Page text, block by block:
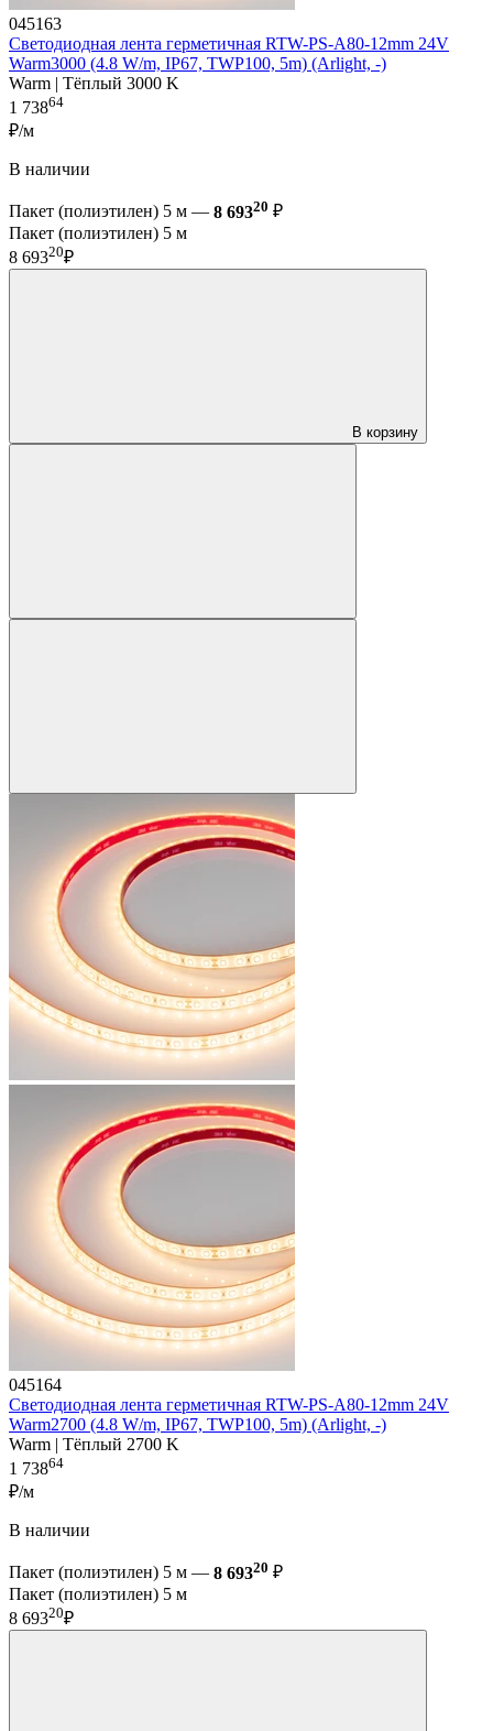
045163
Светодиодная лента герметичная RTW-PS-A80-12mm 24V
Warm3000 (4.8 W/m, IP67, TWP100, 5m) (Arlight, -)
Warm | Тёплый 3000 K
1 73864
₽/м
В наличии
Пакет (полиэтилен) 5 м — 8 69320 ₽
Пакет (полиэтилен) 5 м
8 69320₽
В корзину
045164
Светодиодная лента герметичная RTW-PS-A80-12mm 24V
Warm2700 (4.8 W/m, IP67, TWP100, 5m) (Arlight, -)
Warm | Тёплый 2700 K
1 73864
₽/м
В наличии
Пакет (полиэтилен) 5 м — 8 69320 ₽
Пакет (полиэтилен) 5 м
8 69320₽